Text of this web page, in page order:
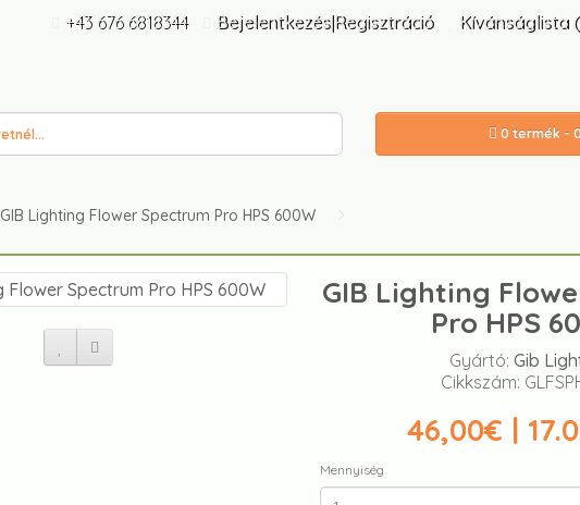
+43 676 6818344 Bejelentkezés|Regisztráció Kívánságlista
0 termék -
GIB Lighting Flower Spectrum Pro HPS 600W
GIB Lighting
Pro HPS
Gyártó: Gib
Cikkszám:
46,00€ |
Mennyiség